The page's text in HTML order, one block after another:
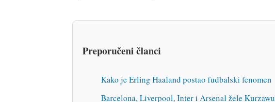
Preporučeni članci
Kako je Erling Haaland postao fudbalski fenomen
Barcelona, Liverpool, Inter i Arsenal žele Kurzawu